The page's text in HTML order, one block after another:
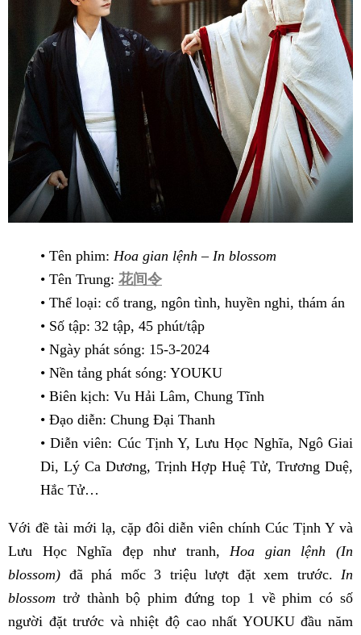
• Tên phim: Hoa gian lệnh – In blossom
• Tên Trung: 花间令
• Thể loại: cổ trang, ngôn tình, huyền nghi, thám án
• Số tập: 32 tập, 45 phút/tập
• Ngày phát sóng: 15-3-2024
• Nền tảng phát sóng: YOUKU
• Biên kịch: Vu Hải Lâm, Chung Tĩnh
• Đạo diễn: Chung Đại Thanh
• Diễn viên: Cúc Tịnh Y, Lưu Học Nghĩa, Ngô Giai
Di, Lý Ca Dương, Trịnh Hợp Huệ Tử, Trương Duệ,
Hắc Tử…
Với đề tài mới lạ, cặp đôi diễn viên chính Cúc Tịnh Y và
Lưu Học Nghĩa đẹp như tranh, Hoa gian lệnh (In
blossom) đã phá mốc 3 triệu lượt đặt xem trước. In
blossom trở thành bộ phim đứng top 1 về phim có số
người đặt trước và nhiệt độ cao nhất YOUKU đầu năm